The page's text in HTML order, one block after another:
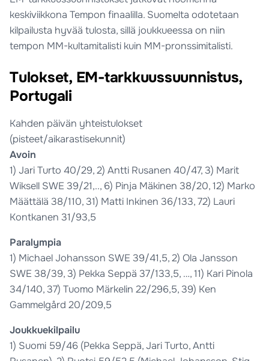
keskiviikkona Tempon finaalilla. Suomelta odotetaan
kilpailusta hyvää tulosta, sillä joukkueessa on niin
tempon MM-kultamitalisti kuin MM-pronssimitalisti.
Tulokset, EM-tarkkuussuunnistus,
Portugali
Kahden päivän yhteistulokset
(pisteet/aikarastisekunnit)
Avoin
1) Jari Turto 40/29, 2) Antti Rusanen 40/47, 3) Marit
Wiksell SWE 39/21,.., 6) Pinja Mäkinen 38/20, 12) Marko
Määttälä 38/110, 31) Matti Inkinen 36/133, 72) Lauri
Kontkanen 31/93,5
Paralympia
1) Michael Johansson SWE 39/41,5, 2) Ola Jansson
SWE 38/39, 3) Pekka Seppä 37/133,5, …, 11) Kari Pinola
34/140, 37) Tuomo Märkelin 22/296,5, 39) Ken
Gammelgård 20/209,5
Joukkuekilpailu
1) Suomi 59/46 (Pekka Seppä, Jari Turto, Antti